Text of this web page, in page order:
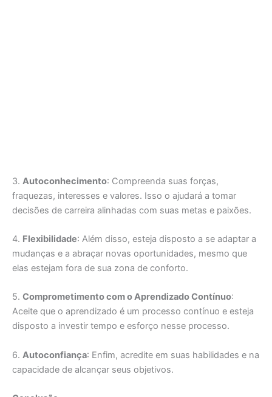
3. Autoconhecimento: Compreenda suas forças,
fraquezas, interesses e valores. Isso o ajudará a tomar
decisões de carreira alinhadas com suas metas e paixões.
4. Flexibilidade: Além disso, esteja disposto a se adaptar a
mudanças e a abraçar novas oportunidades, mesmo que
elas estejam fora de sua zona de conforto.
5. Comprometimento com o Aprendizado Contínuo:
Aceite que o aprendizado é um processo contínuo e esteja
disposto a investir tempo e esforço nesse processo.
6. Autoconfiança: Enfim, acredite em suas habilidades e na
capacidade de alcançar seus objetivos.